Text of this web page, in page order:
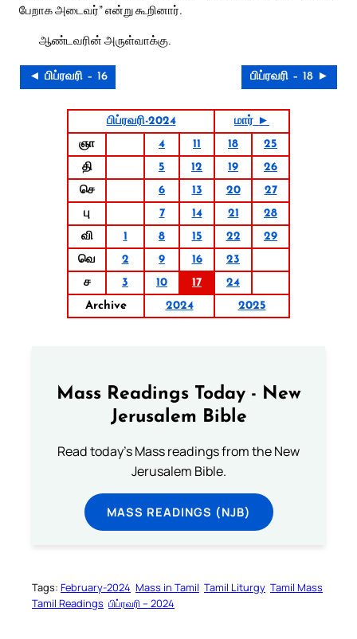
பேறாக அடைவர்” என்று கூறினார்.
ஆண்டவரின் அருள்வாக்கு.
◄ பிப்ரவரி – 16 பிப்ரவரி – 18 ►
பிப்ரவரி-2024
மார் ►
ஞா
4 11 18
25
தி
5 12 19
26
செ
6 13 20
27
பு
7 14 21
28
வி
1 8 15 22
29
வெ
2 9 16
23
ச
3 10 17
24
Archive
2024 2025
Mass Readings Today - New
Jerusalem Bible
Read today's Mass readings from the New
Jerusalem Bible.
MASS READINGS (NJB)
Tags: February-2024 Mass in Tamil Tamil Liturgy Tamil Mass
Tamil Readings பிப்ரவரி – 2024